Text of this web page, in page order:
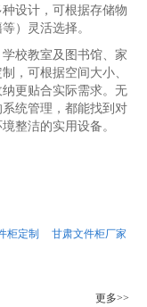
设计，可根据存储物
）灵活选择。
校教室及图书馆、家
，可根据空间大小、
更贴合实际需求。无
统管理，都能找到对
整洁的实用设备。
柜定制
甘肃文件柜厂家
更多>>